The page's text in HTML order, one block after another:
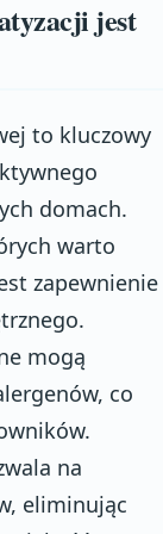
jest
to kluczowy
domach.
warto
zapewnienie
mogą
co
na
eliminując